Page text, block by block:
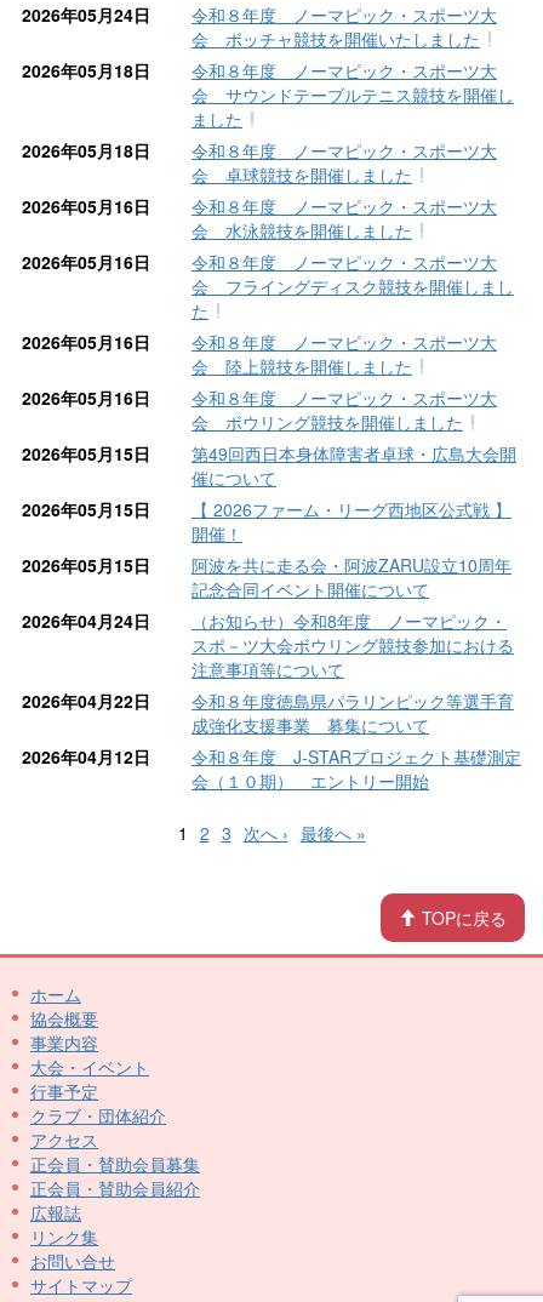
2026年05月24日
令和８年度 ノーマピック・スポーツ大
会 ボッチャ競技を開催いたしました
2026年05月18日
令和８年度 ノーマピック・スポーツ大
会 サウンドテーブルテニス競技を開催し
ました
2026年05月18日
令和８年度 ノーマピック・スポーツ大
会 卓球競技を開催しました
2026年05月16日
令和８年度 ノーマピック・スポーツ大
会 水泳競技を開催しました
2026年05月16日
令和８年度 ノーマピック・スポーツ大
会 フライングディスク競技を開催しまし
た
2026年05月16日
令和８年度 ノーマピック・スポーツ大
会 陸上競技を開催しました
2026年05月16日
令和８年度 ノーマピック・スポーツ大
会 ボウリング競技を開催しました
2026年05月15日
第49回西日本身体障害者卓球・広島大会開
催について
2026年05月15日
【 2026ファーム・リーグ西地区公式戦 】
開催！
2026年05月15日
阿波を共に走る会・阿波ZARU設立10周年
記念合同イベント開催について
2026年04月24日
（お知らせ）令和8年度 ノーマピック・
スポ－ツ大会ボウリング競技参加における
注意事項等について
2026年04月22日
令和８年度徳島県パラリンピック等選手育
成強化支援事業 募集について
2026年04月12日
令和８年度 J-STARプロジェクト基礎測定
会（１０期） エントリー開始
1 2 3 次へ › 最後へ »
TOPに戻る
ホーム
協会概要
事業内容
大会・イベント
行事予定
クラブ・団体紹介
アクセス
正会員・賛助会員募集
正会員・賛助会員紹介
広報誌
リンク集
お問い合せ
サイトマップ